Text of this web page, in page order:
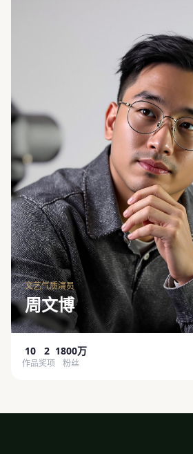
文艺气质演员
周文博
10
作品
2
奖项
1800万
粉丝